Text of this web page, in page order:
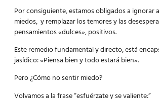
Por consiguiente, estamos obligados a ignorar
miedos, y remplazar los temores y las
pensamientos «dulces», positivos.
Este remedio fundamental y directo, está
jasídico: «Piensa bien y todo estará bien».
Pero ¿Cómo no sentir miedo?
Volvamos a la frase “esfuérzate y se valiente:”